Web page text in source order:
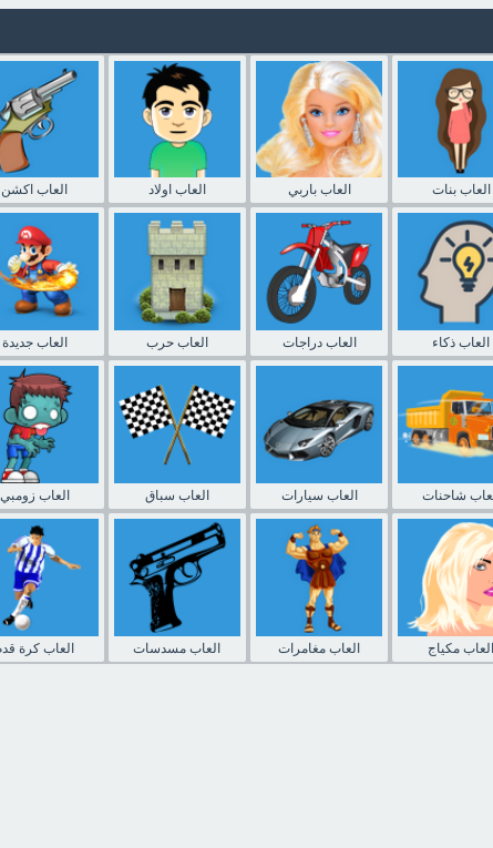
العاب اكشن العاب اولاد العاب باربي العاب بنات
العاب جديدة العاب حرب العاب دراجات العاب ذكاء
العاب زومبي العاب سباق العاب سيارات شاحنات
العاب كرة العاب مسدسات العاب مغامرات العاب مكياج